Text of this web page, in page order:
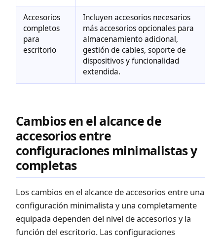
Accesorios
completos
para
escritorio
Incluyen accesorios necesarios
más accesorios opcionales para
almacenamiento adicional,
gestión de cables, soporte de
dispositivos y funcionalidad
extendida.
Cambios en el alcance de
accesorios entre
configuraciones minimalistas y
completas
Los cambios en el alcance de accesorios entre una
configuración minimalista y una completamente
equipada dependen del nivel de accesorios y la
función del escritorio. Las configuraciones